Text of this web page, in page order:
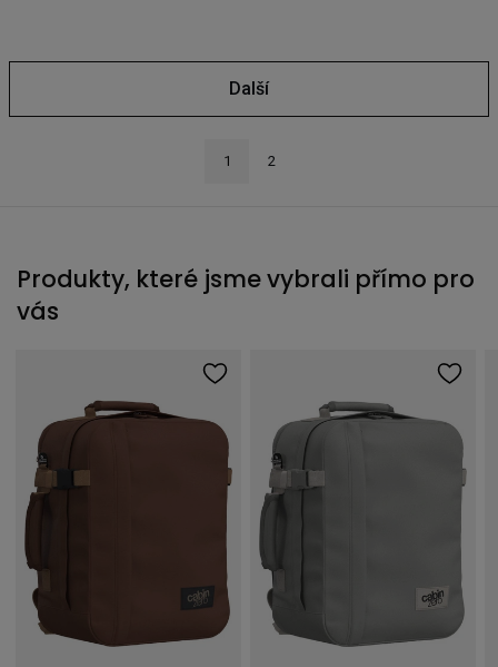
Další
1 2
Produkty, které jsme vybrali přímo pro
vás